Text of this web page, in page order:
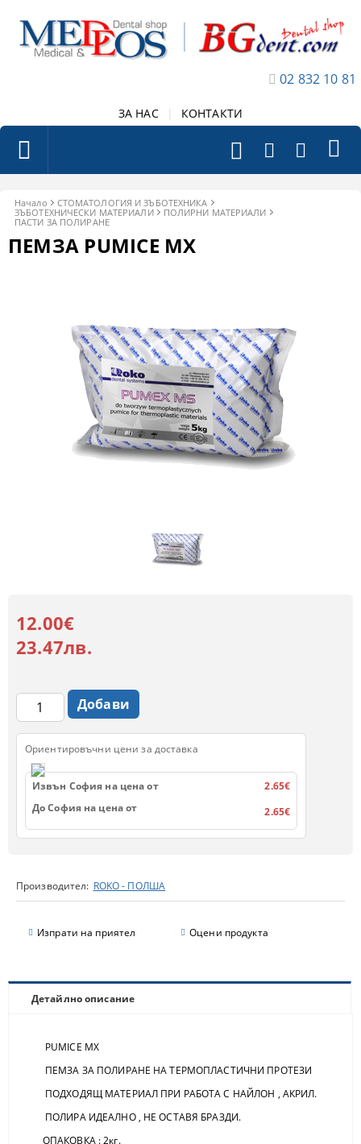
02 832 10 81
ЗА НАС КОНТАКТИ
Начало
СТОМАТОЛОГИЯ И ЗЪБОТЕХНИКА
ЗЪБОТЕХНИЧЕСКИ МАТЕРИАЛИ
ПОЛИРНИ МАТЕРИАЛИ
ПАСТИ ЗА ПОЛИРАНЕ
ПЕМЗА PUMICE MX
Производител: ROKO - ПОЛША
Изпрати на приятел Оцени продукта
12.00€
23.47лв.
Ориентировъчни цени за доставка
Извън София на цена от
2.65€
До София на цена от
2.65€
Детайлно описание
PUMICE MX
ПЕМЗА ЗА ПОЛИРАНЕ НА ТЕРМОПЛАСТИЧНИ ПРОТЕЗИ
ПОДХОДЯЩ МАТЕРИАЛ ПРИ РАБОТА С НАЙЛОН , АКРИЛ.
ПОЛИРА ИДЕАЛНО , НЕ ОСТАВЯ БРАЗДИ.
ОПАКОВКА : 2кг.